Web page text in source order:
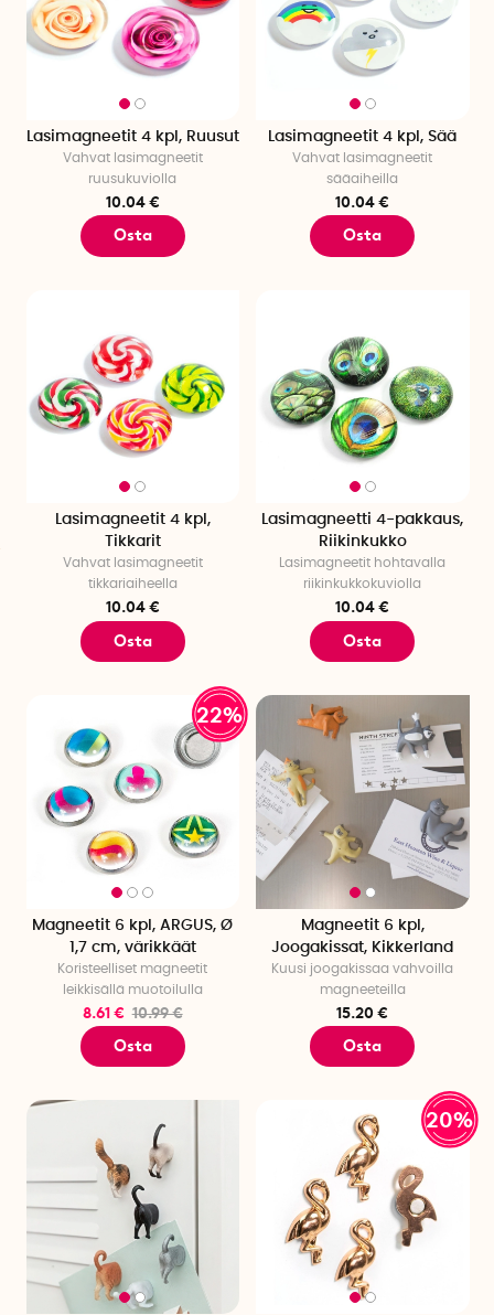
Lasimagneetit 4 kpl, Ruusut
Vahvat lasimagneetit
ruusukuviolla
10.04 €
Osta
Lasimagneetit 4 kpl, Sää
Vahvat lasimagneetit
sääaiheilla
10.04 €
Osta
Lasimagneetit 4 kpl,
Tikkarit
Vahvat lasimagneetit
tikkariaiheella
10.04 €
Osta
Lasimagneetti 4-pakkaus,
Riikinkukko
Lasimagneetit hohtavalla
riikinkukkokuviolla
10.04 €
Osta
22%
Magneetit 6 kpl, ARGUS, Ø
1,7 cm, värikkäät
Koristeelliset magneetit
leikkisällä muotoilulla
8.61 € 10.99 €
Osta
Magneetit 6 kpl,
Joogakissat, Kikkerland
Kuusi joogakissaa vahvoilla
magneeteilla
15.20 €
Osta
20%